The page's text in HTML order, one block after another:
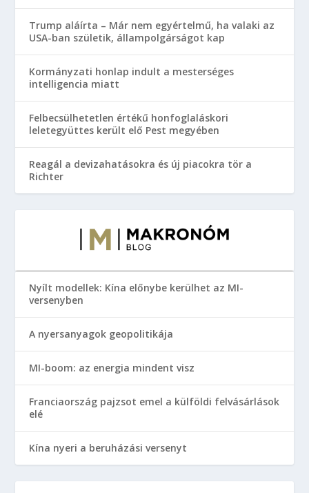
Trump aláírta – Már nem egyértelmű, ha valaki az
USA-ban születik, állampolgárságot kap
Kormányzati honlap indult a mesterséges
intelligencia miatt
Felbecsülhetetlen értékű honfoglaláskori
leletegyüttes került elő Pest megyében
Reagál a devizahatásokra és új piacokra tör a
Richter
Nyílt modellek: Kína előnybe kerülhet az MI-
versenyben
A nyersanyagok geopolitikája
MI-boom: az energia mindent visz
Franciaország pajzsot emel a külföldi felvásárlások
elé
Kína nyeri a beruházási versenyt